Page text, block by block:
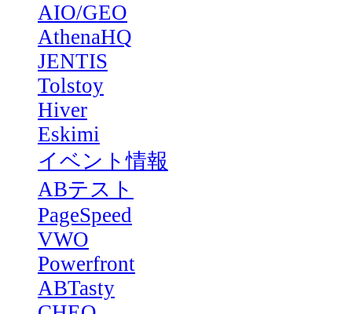
AIO/GEO
AthenaHQ
JENTIS
Tolstoy
Hiver
Eskimi
イベント情報
ABテスト
PageSpeed
VWO
Powerfront
ABTasty